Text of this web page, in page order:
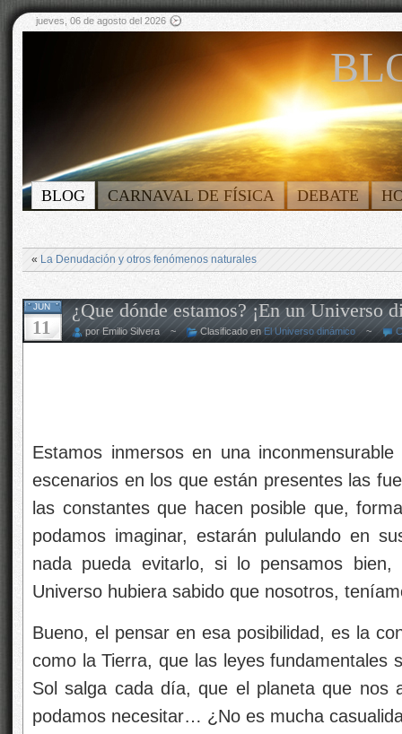
jueves, 06 de agosto del 2026
BLOG CARNAVAL DE FÍSICA DEBATE
« La Denudación y otros fenómenos naturales
JUN
11
¿Que dónde estamos? ¡En un Universo
por Emilio Silvera ~ Clasificado en El Universo dinámico~
Estamos inmersos en una
escenarios en los que están presentes las
las constantes que hacen posible que,
podamos imaginar, estarán pululando en
nada pueda evitarlo, si lo pensamos
Universo hubiera sabido que nosotros,
Bueno, el pensar en esa posibilidad, es la
como la Tierra, que las leyes fundamentales
Sol salga cada día, que el planeta que nos
podamos necesitar… ¿No es mucha